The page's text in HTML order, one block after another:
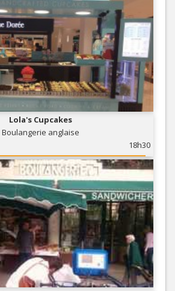
Lola's Cupcakes
Boulangerie anglaise
18h30